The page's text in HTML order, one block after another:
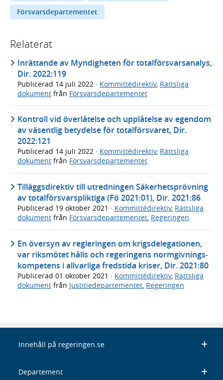
Försvarsdepartementet
Relaterat
Inrättande av Myndigheten för totalförsvarsanalys,
Dir. 2022:119
Publicerad 14 juli 2022 · Kommittédirektiv, Rättsliga
dokument från Försvarsdepartementet
Kontroll vid överlåtelse och upplåtelse av egendom
av väsentlig betydelse för totalförsvaret, Dir.
2022:121
Publicerad 14 juli 2022 · Kommittédirektiv, Rättsliga
dokument från Försvarsdepartementet
Tilläggsdirektiv till utredningen Säkerhetsprövning
av totalförsvarspliktiga (Fö 2021:01), Dir. 2021:86
Publicerad 19 oktober 2021 · Kommittédirektiv, Rättsliga
dokument från Försvarsdepartementet, Regeringen
En översyn av regleringen om krigs­delegationen,
var riksmötet hålls och regeringens normgivnings­
kompetens i allvarliga fredstida kriser, Dir. 2021:80
Publicerad 01 oktober 2021 · Kommittédirektiv, Rättsliga
dokument från Justitiedepartementet Regeringen
Innehåll på regeringen.se
Departement